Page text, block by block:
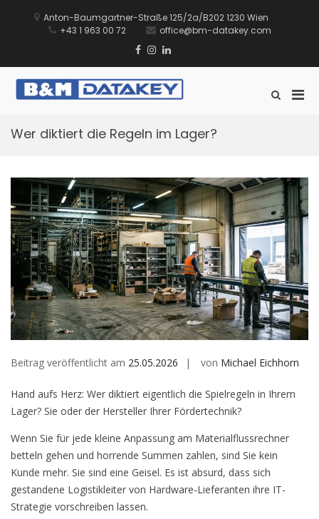
Anton-Baumgartner-Straße 125/2a/B202 1230 Wien
+43 1 963 00 72
office@bm-datakey.com
Facebook
Instagram
Linkedin
B&M DATAKEY
Sie führen Ihr Lager. Wir
Such-
Wer diktiert die Regeln im Lager?
Beitrag veröffentlicht am 25.05.2026 von Michael Eichhorn
Hand aufs Herz: Wer diktiert eigentlich die Spielregeln in Ihrem
Lager? Sie oder der Hersteller Ihrer Fördertechnik?
Wenn Sie für jede kleine Anpassung am Materialflussrechner
betteln gehen und horrende Summen zahlen, sind Sie kein
Kunde mehr. Sie sind eine Geisel. Es ist absurd, dass sich
gestandene Logistikleiter von Hardware-Lieferanten ihre IT-
Strategie vorschreiben lassen.